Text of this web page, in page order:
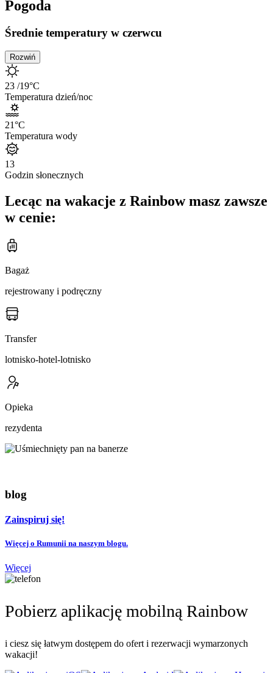
Pogoda
Średnie temperatury w czerwcu
Rozwiń
23 /19°C
Temperatura dzień/noc
21°C
Temperatura wody
13
Godzin słonecznych
Lecąc na wakacje z Rainbow masz zawsze
w cenie:
Bagaż
rejestrowany i podręczny
Transfer
lotnisko-hotel-lotnisko
Opieka
rezydenta
blog
Zainspiruj się!
Więcej o Rumunii na naszym blogu.
Więcej
Pobierz aplikację mobilną Rainbow
i ciesz się łatwym dostępem do ofert i rezerwacji wymarzonych
wakacji!